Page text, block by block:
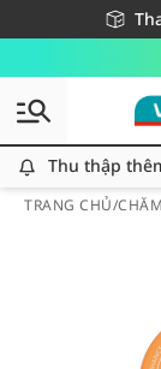
Miễn
Giao hàng
Thu thập
TRANG CHỦ/